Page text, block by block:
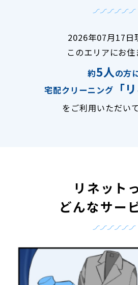
2026年07月17日
このエリアにお住
約5人の方
宅配クリーニング
「
をご利用いただい
リネット
どんなサー